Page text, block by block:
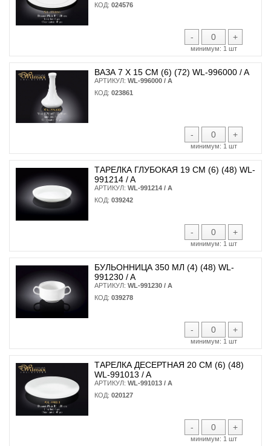
КОД: 024576
- +
минимум: 1 шт
ВАЗА 7 Х 15 СМ (6) (72) WL-996000 / A
АРТИКУЛ: WL-996000 / A
КОД: 023861
- +
минимум: 1 шт
ТАРЕЛКА ГЛУБОКАЯ 19 СМ (6) (48) WL-
991214 / A
АРТИКУЛ: WL-991214 / A
КОД: 039242
- +
минимум: 1 шт
БУЛЬОННИЦА 350 МЛ (4) (48) WL-
991230 / A
АРТИКУЛ: WL-991230 / A
КОД: 039278
- +
минимум: 1 шт
ТАРЕЛКА ДЕСЕРТНАЯ 20 СМ (6) (48)
WL-991013 / A
АРТИКУЛ: WL-991013 / A
КОД: 020127
- +
минимум: 1 шт